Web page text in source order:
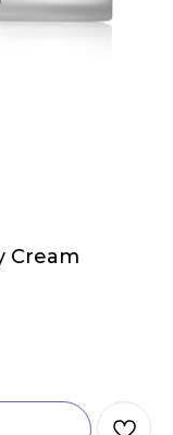
Cream